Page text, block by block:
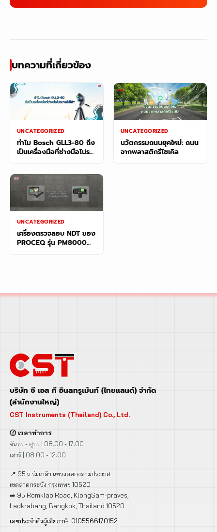
บทความที่เกี่ยวข้อง
UNCATEGORIZED
ทำไม Bosch GLL3-80 ถึง
เป็นเครื่องมือที่ช่างมือโปร
ขาดไม่ได้?
UNCATEGORIZED
นวัตกรรมถนนยุคใหม่: ถนน
จากพลาสติกรีไซเคิล
UNCATEGORIZED
เครื่องตรวจสอบ NDT ของ
PROCEQ รุ่น PM8000
กับ PI8000 – เปรียบเทียบ
บริษัท ซี เอส ที อินสทรูเม้นท์ (ไทยแลนด์) จำกัด
(สำนักงานใหญ่)
CST Instruments (Thailand) Co., Ltd.
🕜 เวลาทำการ
จันทร์ - ศุกร์ | 08:00 - 17:00
เสาร์ | 08:00 - 12:00
📍 95 ถ.ร่มเกล้า แขวงคลองสามประเวศ
เขตลาดกระบัง กรุงเทพฯ 10520
➡️ 95 Romklao Road, KlongSam-praves,
Ladkrabang, Bangkok, Thailand 10520
เลขประจำตัวผู้เสียภาษี: 0105566170152